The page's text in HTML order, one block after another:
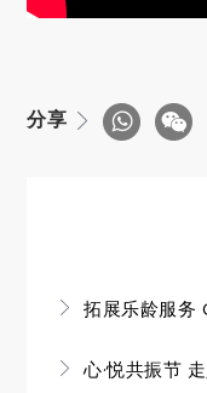
分享
拓展乐龄服务
心·悦共振节